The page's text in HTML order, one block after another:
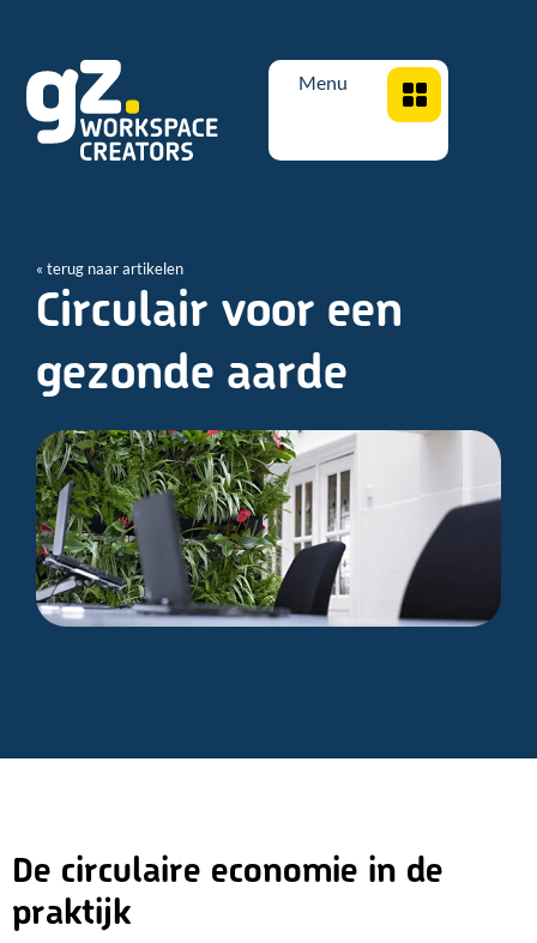
Menu
« terug naar artikelen
Circulair voor een
gezonde aarde
De circulaire economie in de
praktijk